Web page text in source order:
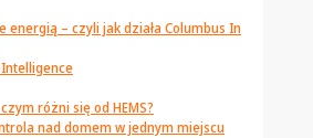
– czyli jak działa Columbus In
różni się od HEMS?
nad domem w jednym miejscu